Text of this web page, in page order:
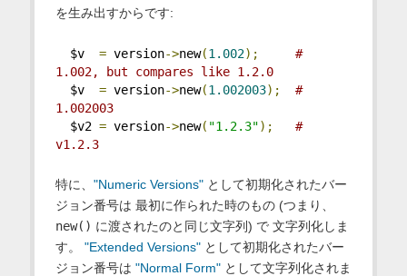
を生み出すからです:
$v = version->new(1.002);
#
1.002, but compares like 1.2.0
$v = version->new(1.002003);
#
1.002003
$v2 = version->new( "1.2.3");
#
v1.2.3
特に、 "Numeric Versions"として初期化されたバー
ジョン番号は 最初に作られた時のもの (つまり、
new() に渡されたのと同じ文字列) で 文字列化しま
す。 "Extended Versions"として初期化されたバー
ジョン番号は "Normal Form"として文字列化されま